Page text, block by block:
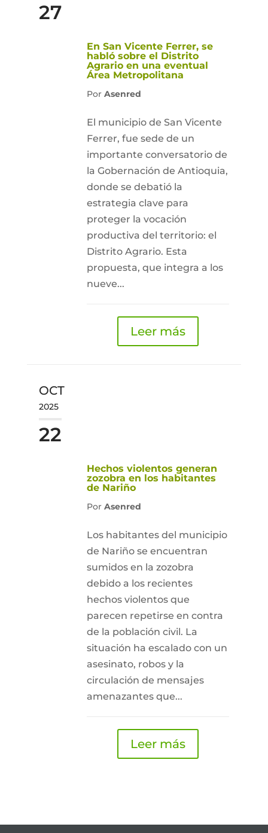
27
En San Vicente Ferrer, se
habló sobre el Distrito
Agrario en una eventual
Área Metropolitana
Por Asenred
El municipio de San Vicente
Ferrer, fue sede de un
importante conversatorio de
la Gobernación de Antioquia,
donde se debatió la
estrategia clave para
proteger la vocación
productiva del territorio: el
Distrito Agrario. Esta
propuesta, que integra a los
nueve...
Leer más
OCT
2025
22
Hechos violentos generan
zozobra en los habitantes
de Nariño
Por Asenred
Los habitantes del municipio
de Nariño se encuentran
sumidos en la zozobra
debido a los recientes
hechos violentos que
parecen repetirse en contra
de la población civil. La
situación ha escalado con un
asesinato, robos y la
circulación de mensajes
amenazantes que...
Leer más